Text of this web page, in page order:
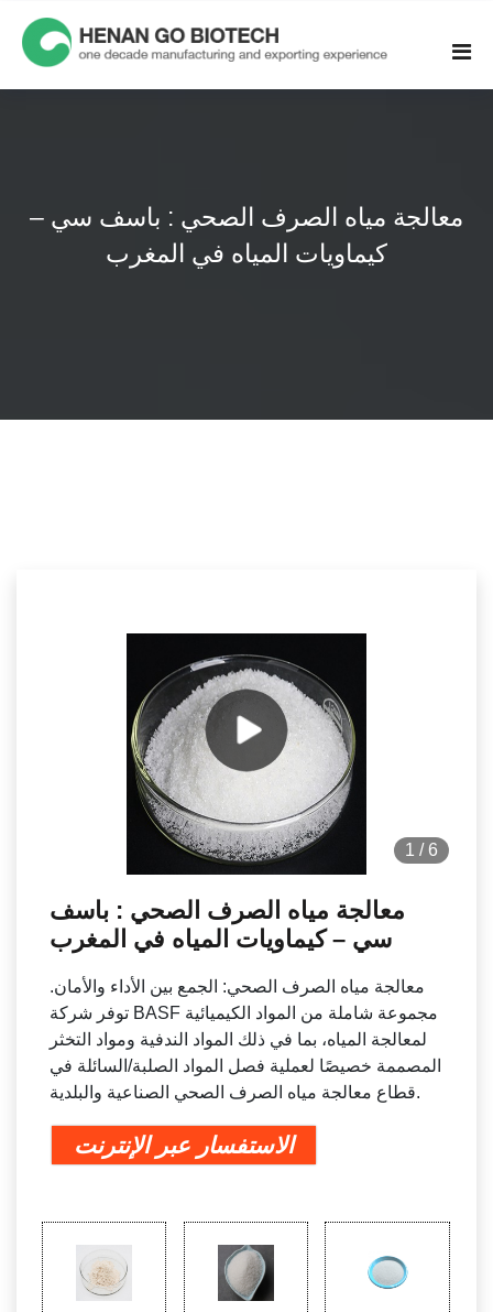
content
معالجة مياه الصرف الصحي : باسف سي –
كيماويات المياه في المغرب
1 / 6
معالجة مياه الصرف الصحي : باسف
سي – كيماويات المياه في المغرب
معالجة مياه الصرف الصحي: الجمع بين الأداء والأمان.
توفر شركة BASF مجموعة شاملة من المواد الكيميائية
لمعالجة المياه، بما في ذلك المواد الندفية ومواد التخثر
المصممة خصيصًا لعملية فصل المواد الصلبة/السائلة في
قطاع معالجة مياه الصرف الصحي الصناعية والبلدية.
الاستفسار عبر الإنترنت